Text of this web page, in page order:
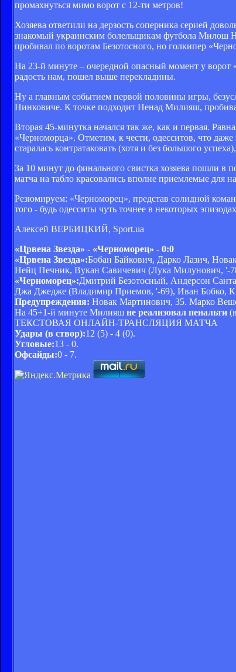
промахнуться мимо ворот с 12-ти метров!
Хозяева ответили на дерзость соперника серией
знакомый украинским болельщикам футбола Милош
пробивал по воротам Безотосного, но голкипер
На 23-й минуте – очередной опасный момент у ворот
радость нам, пошел выше перекладины.
Ну а главным событием первой половины игры,
Нинковиче. К точке подходит Ненад Милияш,
Вторая 45-минутка начался так же, как и первая.
«Черноморца». Отметим, к чести, одесситов, что
старалась контратаковать (хотя и без большого
За 10 минут до финального свистка хозяева пошли в
матча на табло красовались вполне приемлемые для
Резюмируем: «Черноморец», представ солидной
того - будь одесситы чуть точнее в некоторых
Алексей ВЕРБИЦКИЙ, Sport.ua
«Црвена Звезда» - «Черноморец» - 0:0
«Црвена Звезда»:Бобан Байкович, Дарко Лазич,
Нейц Печник, Вукан Савичевич (Лука Милунович, '-
«Черноморец»:Дмитрий Безотосный, Андерсон
Джа Джедже (Владимир Приемов, '-69), Иван Бобко,
Предупреждения: Новак Мартинович, 35. Марко
На 45+1-й минуте Милияш не реализовал пенальти
ТЕКСТОВАЯ ОНЛАЙН-ТРАНСЛЯЦИЯ МАТЧА
Удары (в створ):12 (5) - 4 (0).
Угловые:13 - 0.
Офсайды:0 - 7.